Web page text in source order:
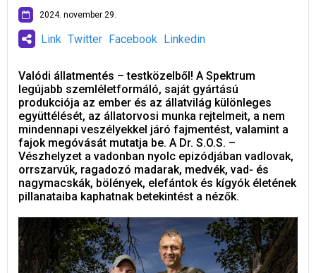
2024. november 29.
Link Twitter Facebook Linkedin
Valódi állatmentés – testközelből! A Spektrum
legújabb szemléletformáló, saját gyártású
produkciója az ember és az állatvilág különleges
együttélését, az állatorvosi munka rejtelmeit, a nem
mindennapi veszélyekkel járó fajmentést, valamint a
fajok megóvását mutatja be. A Dr. S.O.S. –
Vészhelyzet a vadonban nyolc epizódjában vadlovak,
orrszarvúk, ragadozó madarak, medvék, vad- és
nagymacskák, bölények, elefántok és kígyók életének
pillanataiba kaphatnak betekintést a nézők.